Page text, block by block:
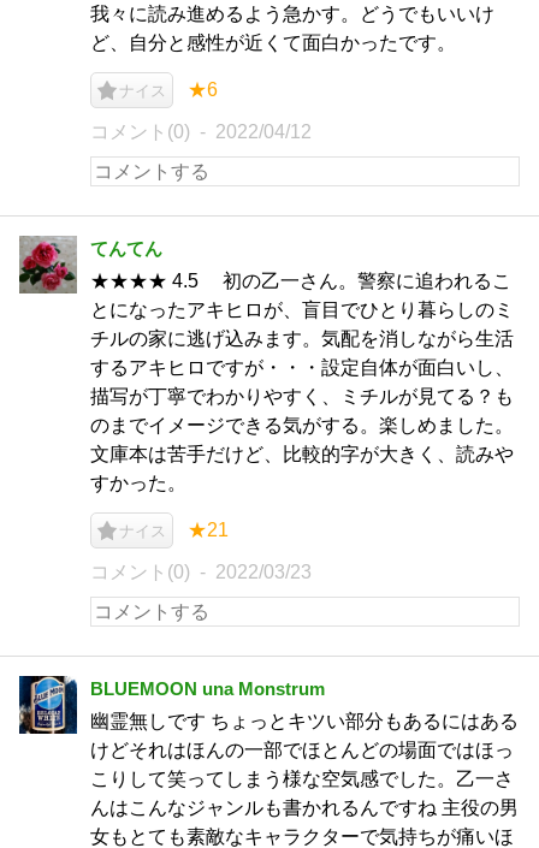
我々に読み進めるよう急かす。どうでもいいけ
ど、自分と感性が近くて面白かったです。
ナイス ★6
コメント(0) 2022/04/12
てんてん
★★★★ 4.5 初の乙一さん。警察に追われるこ
とになったアキヒロが、盲目でひとり暮らしのミ
チルの家に逃げ込みます。気配を消しながら生活
するアキヒロですが・・・設定自体が面白いし、
描写が丁寧でわかりやすく、ミチルが見てる？も
のまでイメージできる気がする。楽しめました。
文庫本は苦手だけど、比較的字が大きく、読みや
すかった。
ナイス ★21
コメント(0) 2022/03/23
BLUEMOON una Monstrum
幽霊無しです ちょっとキツい部分もあるにはある
けどそれはほんの一部でほとんどの場面ではほっ
こりして笑ってしまう様な空気感でした。乙一さ
んはこんなジャンルも書かれるんですね 主役の男
女もとても素敵なキャラクターで気持ちが痛いほ